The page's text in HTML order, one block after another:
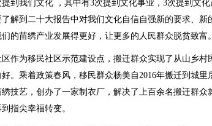
提到我们文化 ，其中有3次提到文化事业，3次提到文
解到二十大报告中对我们文化自信自强新的要求、新
的苗绣产业发展得更好，让更多的人民群众脱贫致富
为移民社区示范建设点，搬迁群众实现了从山乡村
。乘着政策春风，移民群众杨美自2016年搬迁到城
技艺，创办了一家制衣厂，解决了上百余名搬迁群众
指尖幸福转变。